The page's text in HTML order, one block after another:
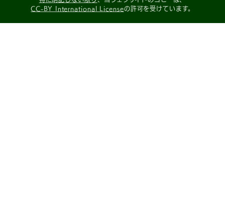
CC-BY International Licenseの許可を受けています。